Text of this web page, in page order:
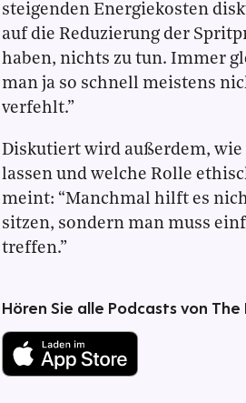
steigenden Energiekosten
auf die Reduzierung der
haben, nichts zu tun. Immer
man ja so schnell meistens
verfehlt.”
Diskutiert wird außerdem, wie
lassen und welche Rolle
meint: “Manchmal hilft es
sitzen, sondern man muss
treffen.”
Hören Sie alle Podcasts von